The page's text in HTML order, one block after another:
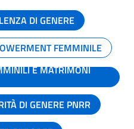
DI GENERE
FEMMINILE
E MATRIMONI
DI GENERE PNRR